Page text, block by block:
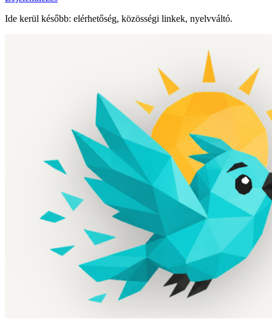
Ide kerül később: elérhetőség, közösségi linkek, nyelvváltó.